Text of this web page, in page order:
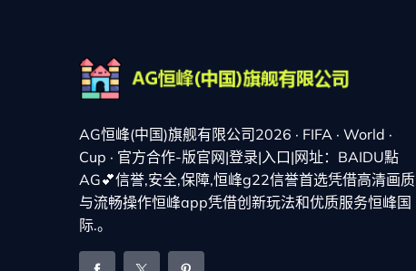
AG恒峰(中国)旗舰有限公司2026 · FIFA · World ·
Cup · 官方合作-版官网|登录|入口|网址：BAIDU點
AG💕信誉,安全,保障,恒峰g22信誉首选凭借高清画质
与流畅操作恒峰app凭借创新玩法和优质服务恒峰国
际.。